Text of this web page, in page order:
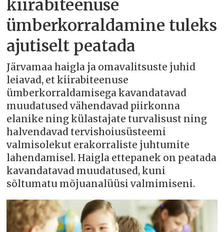
kiirabiteenuse
ümberkorraldamine tuleks
ajutiselt peatada
Järvamaa haigla ja omavalitsuste juhid
leiavad, et kiirabiteenuse
ümberkorraldamisega kavandatavad
muudatused vähendavad piirkonna
elanike ning külastajate turvalisust ning
halvendavad tervishoiusüsteemi
valmisolekut erakorraliste juhtumite
lahendamisel. Haigla ettepanek on peatada
kavandatavad muudatused, kuni
sõltumatu mõjuanalüüsi valmimiseni.